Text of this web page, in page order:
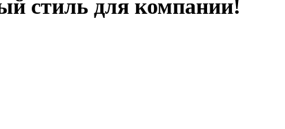
стиль для компании!